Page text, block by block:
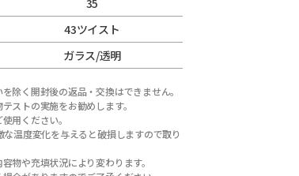
35
43ツイスト
ガラス/透明
除く開封後の返品・交換はできません。
ストの実施をお勧めします。
用ください。
温度変化を与えると破損しますので取り
物や充填状況により変わります。